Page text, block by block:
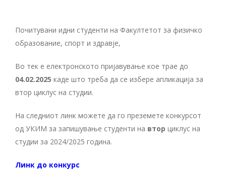
Почитувани идни студенти на Факултетот за физичко
образование, спорт и здравје,
Во тек е електронското пријавување кое трае до
04.02.2025 каде што треба да се избере апликација за
втор циклус на студии.
На следниот линк можете да го преземете конкурсот
од УКИМ за запишување студенти на втор циклус на
студии за 2024/2025 година.
Линк до конкурс